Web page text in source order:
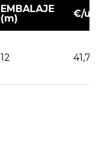
EMBALAJE
(m)
€/ud
12 41,77